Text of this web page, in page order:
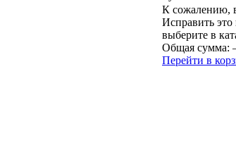
К сожалению,
Исправить это
выберите в
Общая сумма:
Перейти в